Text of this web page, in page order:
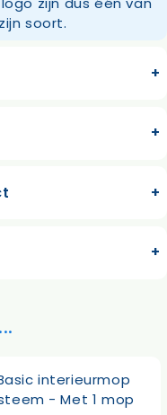
soort.